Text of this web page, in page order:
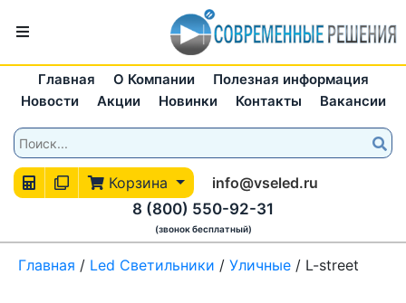
Главная О Компании
Полезная информация
Новости
Акции Новинки Контакты Вакансии
Корзина
info@vseled.ru
8 (800) 550-92-31
(звонок бесплатный)
Главная / Led Светильники / Уличные / L-street